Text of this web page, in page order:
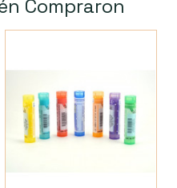
Compraron